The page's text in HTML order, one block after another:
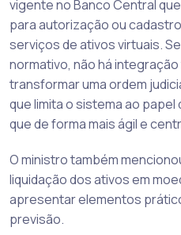
vigente no Banco Central
para autorização ou
serviços de ativos virtuais.
normativo, não há
transformar uma ordem
que limita o sistema ao
que de forma mais ágil e
O ministro também
liquidação dos ativos em
apresentar elementos
previsão.